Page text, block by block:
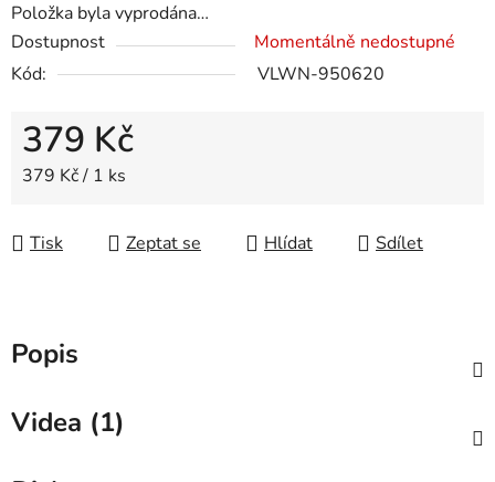
Položka byla vyprodána…
Dostupnost
Momentálně nedostupné
Kód:
VLWN-950620
379 Kč
Měrná cena:
379 Kč / 1 ks
Tisk Zeptat se Hlídat Sdílet
Popis
Videa (1)